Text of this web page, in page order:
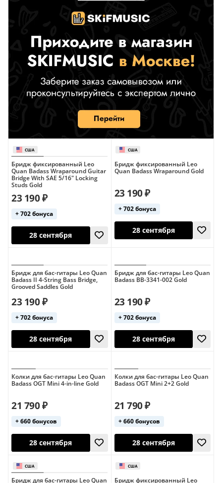
США
Бридж фиксированный Leo
Quan Badass Wraparound Guitar
Bridge With SAE 5/16" Locking
Studs Gold
23 190 ₽
+ 702 бонуса
28 сентября
Бридж фиксированный Leo
Quan Badass Wraparound Gold
23 190 ₽
+ 702 бонуса
Бридж для бас-гитары Leo Quan
Badass II 4-String Bass Bridge,
Grooved Saddles Gold
23 190 ₽
+ 702 бонуса
28 сентября
Бридж для бас-гитары Leo Quan
Badass BB-3341-002 Gold
23 190 ₽
+ 702 бонуса
28 сентября
Колки для бас-гитары Leo Quan
Badass OGT Mini 4-in-line Gold
21 790 ₽
+ 660 бонусов
Колки для бас-гитары Leo Quan
Badass OGT Mini 2+2 Gold
21 790 ₽
+ 660 бонусов
Бридж для бас-гитары Leo Quan Бридж фиксированный Leo